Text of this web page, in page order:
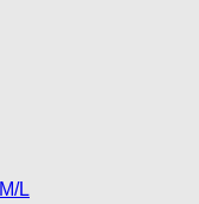
L